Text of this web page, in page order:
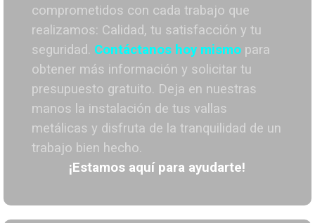
comprometidos con cada trabajo que
realizamos: Calidad, tu satisfacción y tu
seguridad. Contáctanos hoy mismo para
obtener más información y solicitar tu
presupuesto gratuito. Deja en nuestras
manos la instalación de tus vallas
metálicas y disfruta de la tranquilidad de un
trabajo bien hecho.
¡Estamos aquí para ayudarte!